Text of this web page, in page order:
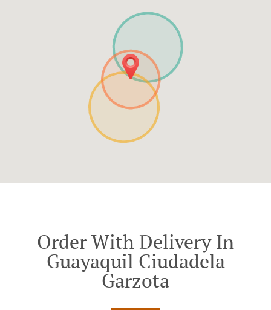
Order With Delivery In
Guayaquil Ciudadela
Garzota